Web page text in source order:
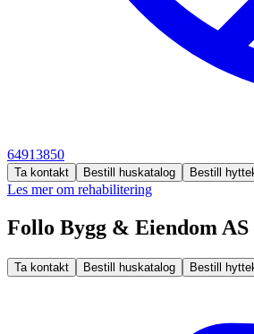
64913850
Ta kontakt Bestill huskatalog Bestill
Les mer om rehabilitering
Follo Bygg & Eiendom AS
Ta kontakt Bestill huskatalog Bestill